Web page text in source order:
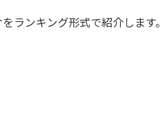
ランキング形式で紹介します。